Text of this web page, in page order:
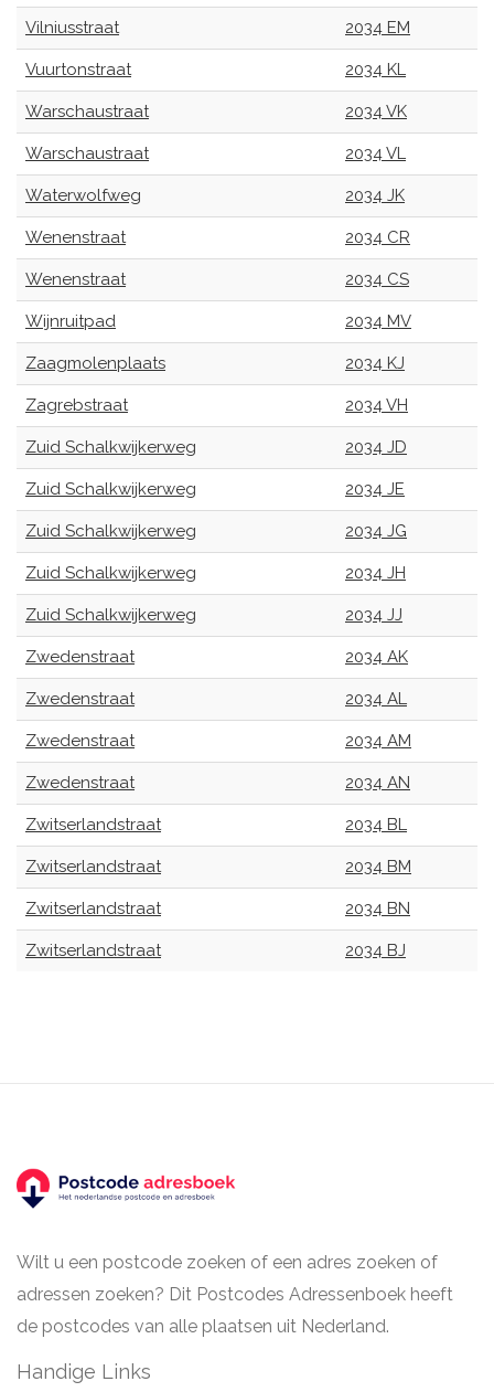
Vilniusstraat 2034 EM
Vuurtonstraat 2034 KL
Warschaustraat 2034 VK
Warschaustraat 2034 VL
Waterwolfweg 2034 JK
Wenenstraat 2034 CR
Wenenstraat 2034 CS
Wijnruitpad 2034 MV
Zaagmolenplaats 2034 KJ
Zagrebstraat 2034 VH
Zuid Schalkwijkerweg 2034 JD
Zuid Schalkwijkerweg 2034 JE
Zuid Schalkwijkerweg 2034 JG
Zuid Schalkwijkerweg 2034 JH
Zuid Schalkwijkerweg 2034 JJ
Zwedenstraat 2034 AK
Zwedenstraat 2034 AL
Zwedenstraat 2034 AM
Zwedenstraat 2034 AN
Zwitserlandstraat 2034 BL
Zwitserlandstraat 2034 BM
Zwitserlandstraat 2034 BN
Zwitserlandstraat 2034 BJ
Wilt u een postcode zoeken of een adres zoeken of
adressen zoeken? Dit Postcodes Adressenboek heeft
de postcodes van alle plaatsen uit Nederland.
Handige Links